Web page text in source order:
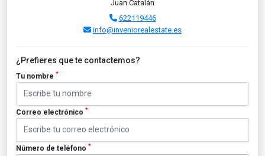
Juan Catalán
622119446
info@inveniorealestate.es
¿Prefieres que te contactemos?
Tu nombre *
Correo electrónico *
Número de teléfono *